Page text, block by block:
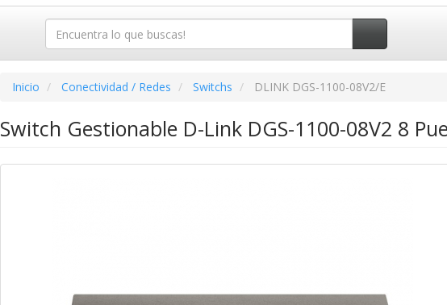
Inicio Conectividad / Redes Switchs DLINK DGS-1100-08V2/E
Switch Gestionable D-Link DGS-1100-08V2 8